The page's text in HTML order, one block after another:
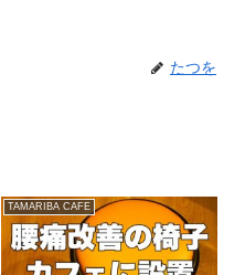
たつを
TAMARIBA CAFE